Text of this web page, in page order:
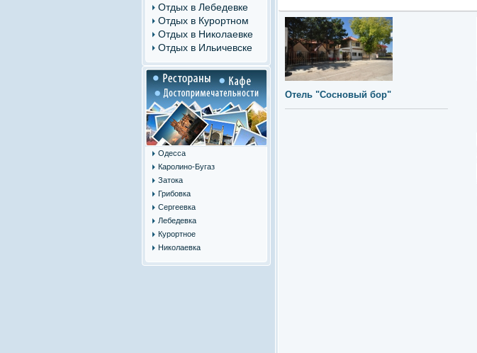
Отдых в Лебедевке
Отдых в Курортном
Отдых в Николаевке
Отдых в Ильичевске
Одесса
Каролино-Бугаз
Затока
Грибовка
Сергеевка
Лебедевка
Курортное
Николаевка
Отель "Сосновый бор"